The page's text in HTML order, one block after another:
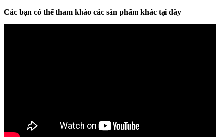
Các bạn có thể tham khảo các sản phẩm khác tại đây